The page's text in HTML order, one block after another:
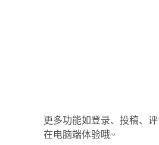
更多功能如登录、投稿、
在电脑端体验哦~